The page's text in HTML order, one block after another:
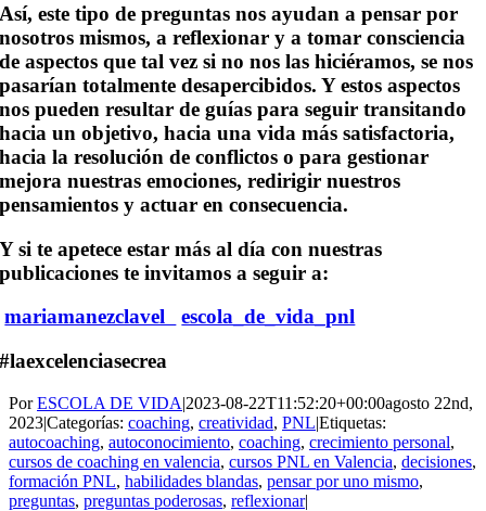
Así, este tipo de preguntas nos ayudan a pensar por
nosotros mismos, a reflexionar y a tomar consciencia
de aspectos que tal vez si no nos las hiciéramos, se nos
pasarían totalmente desapercibidos. Y estos aspectos
nos pueden resultar de guías para seguir transitando
hacia un objetivo, hacia una vida más satisfactoria,
hacia la resolución de conflictos o para gestionar
mejora nuestras emociones, redirigir nuestros
pensamientos y actuar en consecuencia.
Y si te apetece estar más al día con nuestras
publicaciones te invitamos a seguir a:
mariamanezclavel
escola_de_vida_pnl
#laexcelenciasecrea
PorESCOLA DE VIDA|2023-08-22T11:52:20+00:00agosto 22nd,
2023|Categorías: coaching, creatividad, PNL|Etiquetas:
autocoaching, autoconocimiento, coaching, crecimiento personal,
cursos de coaching en valencia, cursos PNL en Valencia, decisiones,
formación PNL, habilidades blandas, pensar por uno mismo,
preguntas, preguntas poderosas, reflexionar|